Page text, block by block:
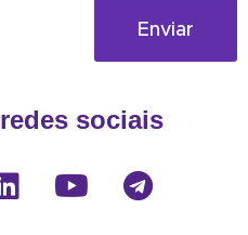
Enviar
redes sociais